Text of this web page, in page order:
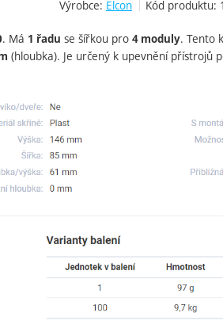
Výrobce: Elcon Kód produktu:
. Má 1 řadu se šířkou pro 4 moduly. Tento
(hloubka). Je určený k upevnění přístrojů